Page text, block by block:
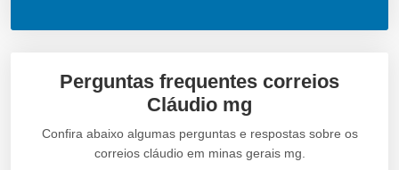
Perguntas frequentes correios
Cláudio mg
Confira abaixo algumas perguntas e respostas sobre os
correios cláudio em minas gerais mg.